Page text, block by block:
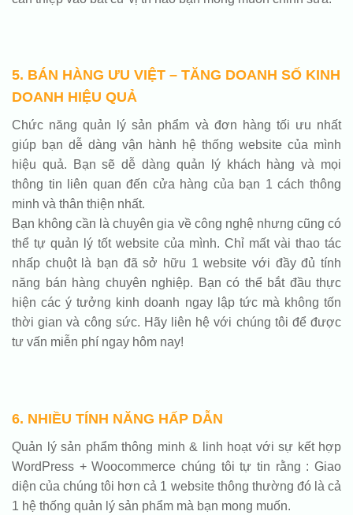
5. BÁN HÀNG ƯU VIỆT – TĂNG DOANH SỐ KINH
DOANH HIỆU QUẢ
Chức năng quản lý sản phẩm và đơn hàng tối ưu nhất
giúp bạn dễ dàng vận hành hệ thống website của mình
hiệu quả. Bạn sẽ dễ dàng quản lý khách hàng và mọi
thông tin liên quan đến cửa hàng của bạn 1 cách thông
minh và thân thiện nhất.
Bạn không cần là chuyên gia về công nghệ nhưng cũng có
thể tự quản lý tốt website của mình. Chỉ mất vài thao tác
nhấp chuột là bạn đã sở hữu 1 website với đầy đủ tính
năng bán hàng chuyên nghiệp. Bạn có thể bắt đầu thực
hiện các ý tưởng kinh doanh ngay lập tức mà không tốn
thời gian và công sức. Hãy liên hệ với chúng tôi để được
tư vấn miễn phí ngay hôm nay!
6. NHIỀU TÍNH NĂNG HẤP DẪN
Quản lý sản phẩm thông minh & linh hoạt với sự kết hợp
WordPress + Woocommerce chúng tôi tự tin rằng : Giao
diện của chúng tôi hơn cả 1 website thông thường đó là cả
1 hệ thống quản lý sản phẩm mà bạn mong muốn.